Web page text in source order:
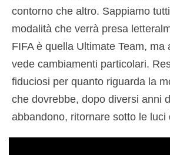
contorno che altro. Sappiamo
modalità che verrà presa
FIFA è quella Ultimate Team, ma
vede cambiamenti particolari.
fiduciosi per quanto riguarda la
che dovrebbe, dopo diversi anni
abbandono, ritornare sotto le luci